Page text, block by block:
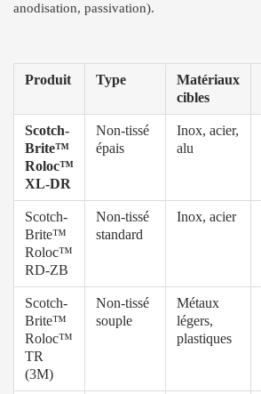
anodisation, passivation).
Produit Type
Matériaux
cibles
Scotch-
Brite™
Roloc™
XL-DR
Non-tissé
épais
Inox, acier,
alu
Scotch-
Brite™
Roloc™
RD-ZB
Non-tissé
standard
Inox, acier
Scotch-
Brite™
Roloc™
TR
(3M)
Non-tissé
souple
Métaux
légers,
plastiques